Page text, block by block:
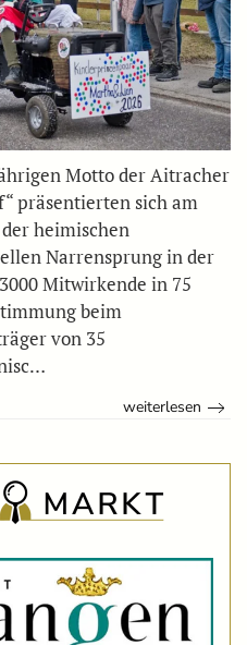
Motto der Aitracher
präsentierten sich am
heimischen
Narrensprung in der
Mitwirkende in 75
beim
von 35
weiterlesen